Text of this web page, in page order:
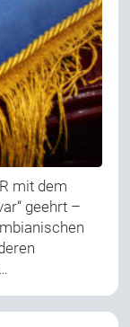
mit dem
geehrt –